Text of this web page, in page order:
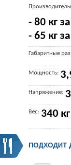
- 80 кг
- 65 кг
Габаритные
Мощность:
Напряжение:
Вес: 340 кг
ПОДХОДИТ